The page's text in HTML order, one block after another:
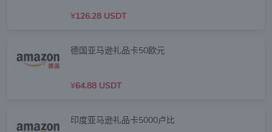
¥126.28 USDT
德国亚马逊礼品卡50欧元
¥64.88 USDT
印度亚马逊礼品卡5000卢比